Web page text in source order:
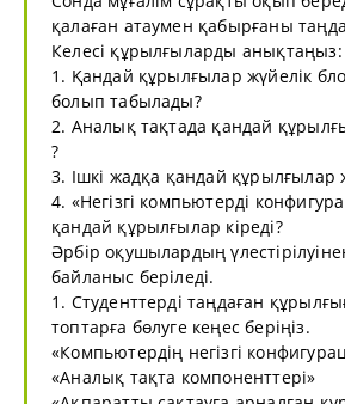
қалаған атаумен қабырғаны
Келесі құрылғыларды анықтаңыз:
1. Қандай құрылғылар жүйелік
болып табылады?
2. Аналық тақтада қандай
?
3. Ішкі жадқа қандай құрылғылар
4. «Негізгі компьютерді
қандай құрылғылар кіреді?
Әрбір оқушылардың
байланыс беріледі.
1. Студенттерді таңдаған
топтарға бөлуге кеңес беріңіз.
«Компьютердің негізгі
«Аналық тақта компоненттері»